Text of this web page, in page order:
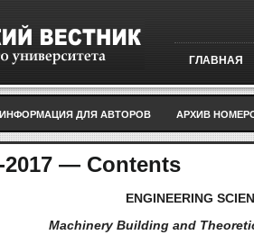
ГЛАВНАЯ
ИНФОРМАЦИЯ ДЛЯ АВТОРОВ АРХИВ
— Contents
ENGINEERING
Machinery Building and